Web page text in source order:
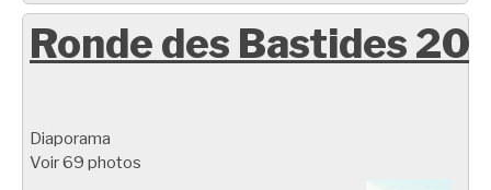
Ronde des Bastides
Diaporama
Voir 69 photos